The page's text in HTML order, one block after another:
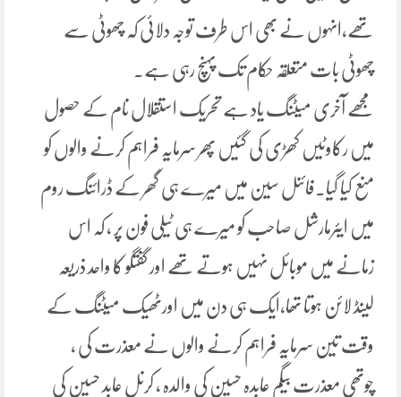
تھے،انہوں نے بھی اس طرف توجہ دلائی کہ چھوٹی سے
چھوٹی بات متعلقہ حکام تک پہنچ رہی ہے۔
مجھے آخری میٹنگ یاد ہے تحریک استقلال نام کے حصول
میں رکاوٹیں کھڑی کی گئیں پھر سرمایہ فراہم کرنے والوں کو
منع کیا گیا۔فائنل سین میں میرے ہی گھر کے ڈرائنگ روم
میں ایئرمارشل صاحب کو میرے ہی ٹیلی فون پر ، کہ اس
زمانے میں موبائل نہیں ہوتے تھے اور گفتگو کا واحد ذریعہ
لینڈ لائن ہوتا تھا،ایک ہی دن میں اورٹھیک میٹنگ کے
وقت تین سرمایہ فراہم کرنے والوں نے معذرت کی ،
چوتھی معذرت بیگم عابدہ حسین کی والدہ ، کرنل عابد حسین کی